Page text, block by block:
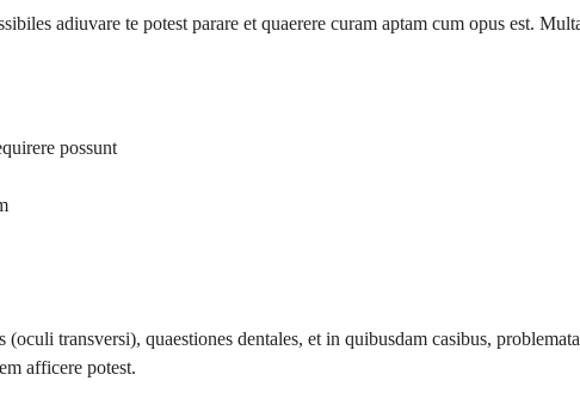
adiuvare te potest parare et quaerere curam aptam cum opus est.
possunt
transversi), quaestiones dentales, et in quibusdam casibus,
afficere potest.